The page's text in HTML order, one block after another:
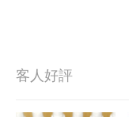
客人好評